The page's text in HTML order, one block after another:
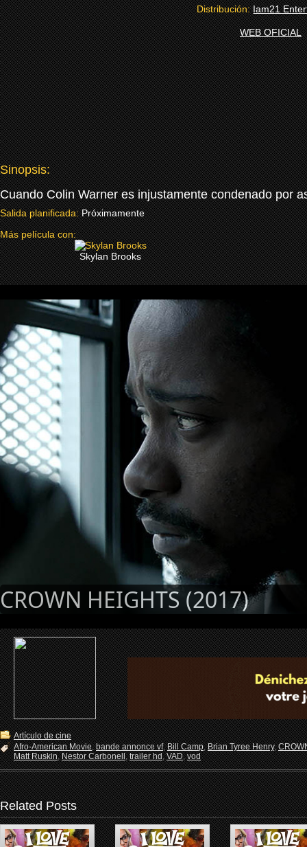
Distribución:Iam21
WEB OFICIAL
Sinopsis:
Cuando Colin Warner es injustamente condenado por
Salida planificada:Próximamente
Más película con:
Skylan Brooks
CROWN HEIGHTS (2017)
Artículo de cine
Afro-American Movie,bande annonce vf,Bill Camp,Brian Tyree Henry,
Matt Ruskin,Nestor Carbonell,trailer hd,VAD,vod
Related Posts